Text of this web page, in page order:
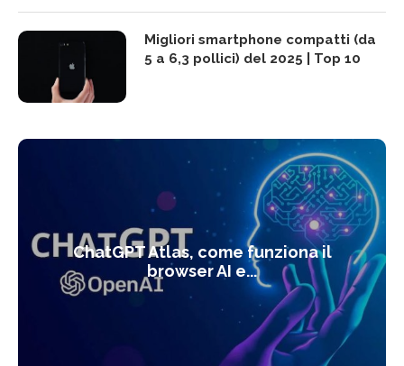
Migliori smartphone compatti (da
5 a 6,3 pollici) del 2025 | Top 10
ChatGPT Atlas, come funziona il
browser AI e...